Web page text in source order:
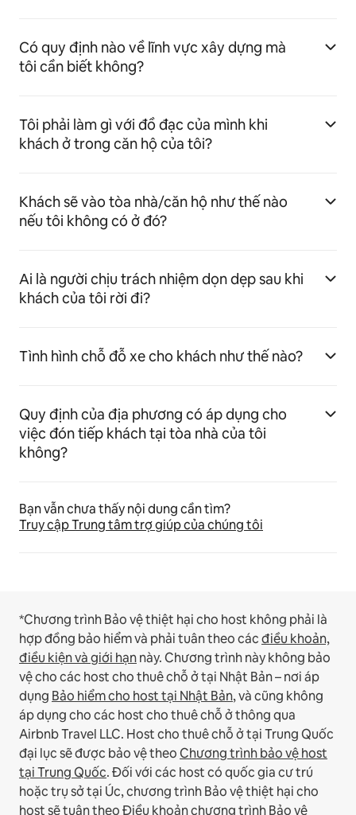
Có quy định nào về lĩnh vực xây dựng mà
tôi cần biết không?
Tôi phải làm gì với đồ đạc của mình khi
khách ở trong căn hộ của tôi?
Khách sẽ vào tòa nhà/căn hộ như thế nào
nếu tôi không có ở đó?
Ai là người chịu trách nhiệm dọn dẹp sau khi
khách của tôi rời đi?
Tình hình chỗ đỗ xe cho khách như thế nào?
Quy định của địa phương có áp dụng cho
việc đón tiếp khách tại tòa nhà của tôi
không?
Bạn vẫn chưa thấy nội dung cần tìm?
Truy cập Trung tâm trợ giúp của chúng tôi
*Chương trình Bảo vệ thiệt hại cho host không phải là
hợp đồng bảo hiểm và phải tuân theo cácđiều khoản,
điều kiện và giới hạnnày.Chương trình này không bảo
vệ cho các host cho thuê chỗ ở tại Nhật Bản – nơi áp
dụng Bảo hiểm cho host tại Nhật Bản, và cũng không
áp dụng cho các host cho thuê chỗ ở thông qua
Airbnb Travel LLC. Host cho thuê chỗ ở tại Trung Quốc
đại lục sẽ được bảo vệ theoChương trình bảo vệ host
tại Trung Quốc.Đối với các host có quốc gia cư trú
hoặc trụ sở tại Úc, chương trình Bảo vệ thiệt hại cho
host sẽ tuân theoĐiều khoản chương trình Bảo vệ